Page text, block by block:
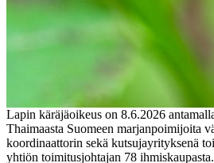
Lapin käräjäoikeus on 8.6.2026
Thaimaasta Suomeen marjanpoimijoita
koordinaattorin sekä kutsujayrityksenä
yhtiön toimitusjohtajan 78